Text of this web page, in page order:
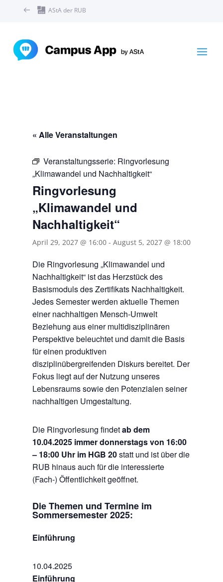
AStA der RUB
« Alle Veranstaltungen
Veranstaltungsserie: Ringvorlesung
„Klimawandel und Nachhaltigkeit“
Ringvorlesung
„Klimawandel und
Nachhaltigkeit“
April 29, 2027 @ 16:00- August 5, 2027 @ 18:00
Die Ringvorlesung „Klimawandel und
Nachhaltigkeit“ ist das Herzstück des
Basismoduls des Zertifikats Nachhaltigkeit.
Jedes Semester werden aktuelle Themen
einer nachhaltigen Mensch-Umwelt
Beziehung aus einer multidisziplinären
Perspektive beleuchtet und damit die Basis
für einen produktiven
disziplinübergreifenden Diskurs bereitet. Der
Fokus liegt auf der Nutzung unseres
Lebensraums sowie den Potenzialen seiner
nachhaltigen Umgestaltung.
Die Ringvorlesung findetab dem
10.04.2025 immer donnerstags von 16:00
– 18:00 Uhr im HGB 20statt und ist über die
RUB hinaus auch für die interessierte
(Fach-) Öffentlichkeit geöffnet.
Die Themen und Termine im
Sommersemester 2025:
Einführung
10.04.2025
Einführung